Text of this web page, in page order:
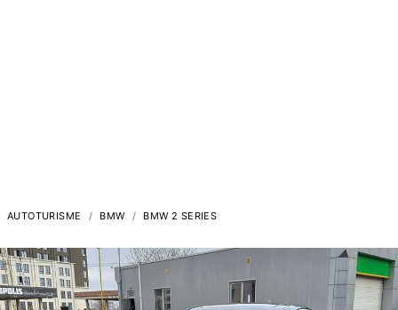
AUTOTURISME BMW BMW 2 SERIES